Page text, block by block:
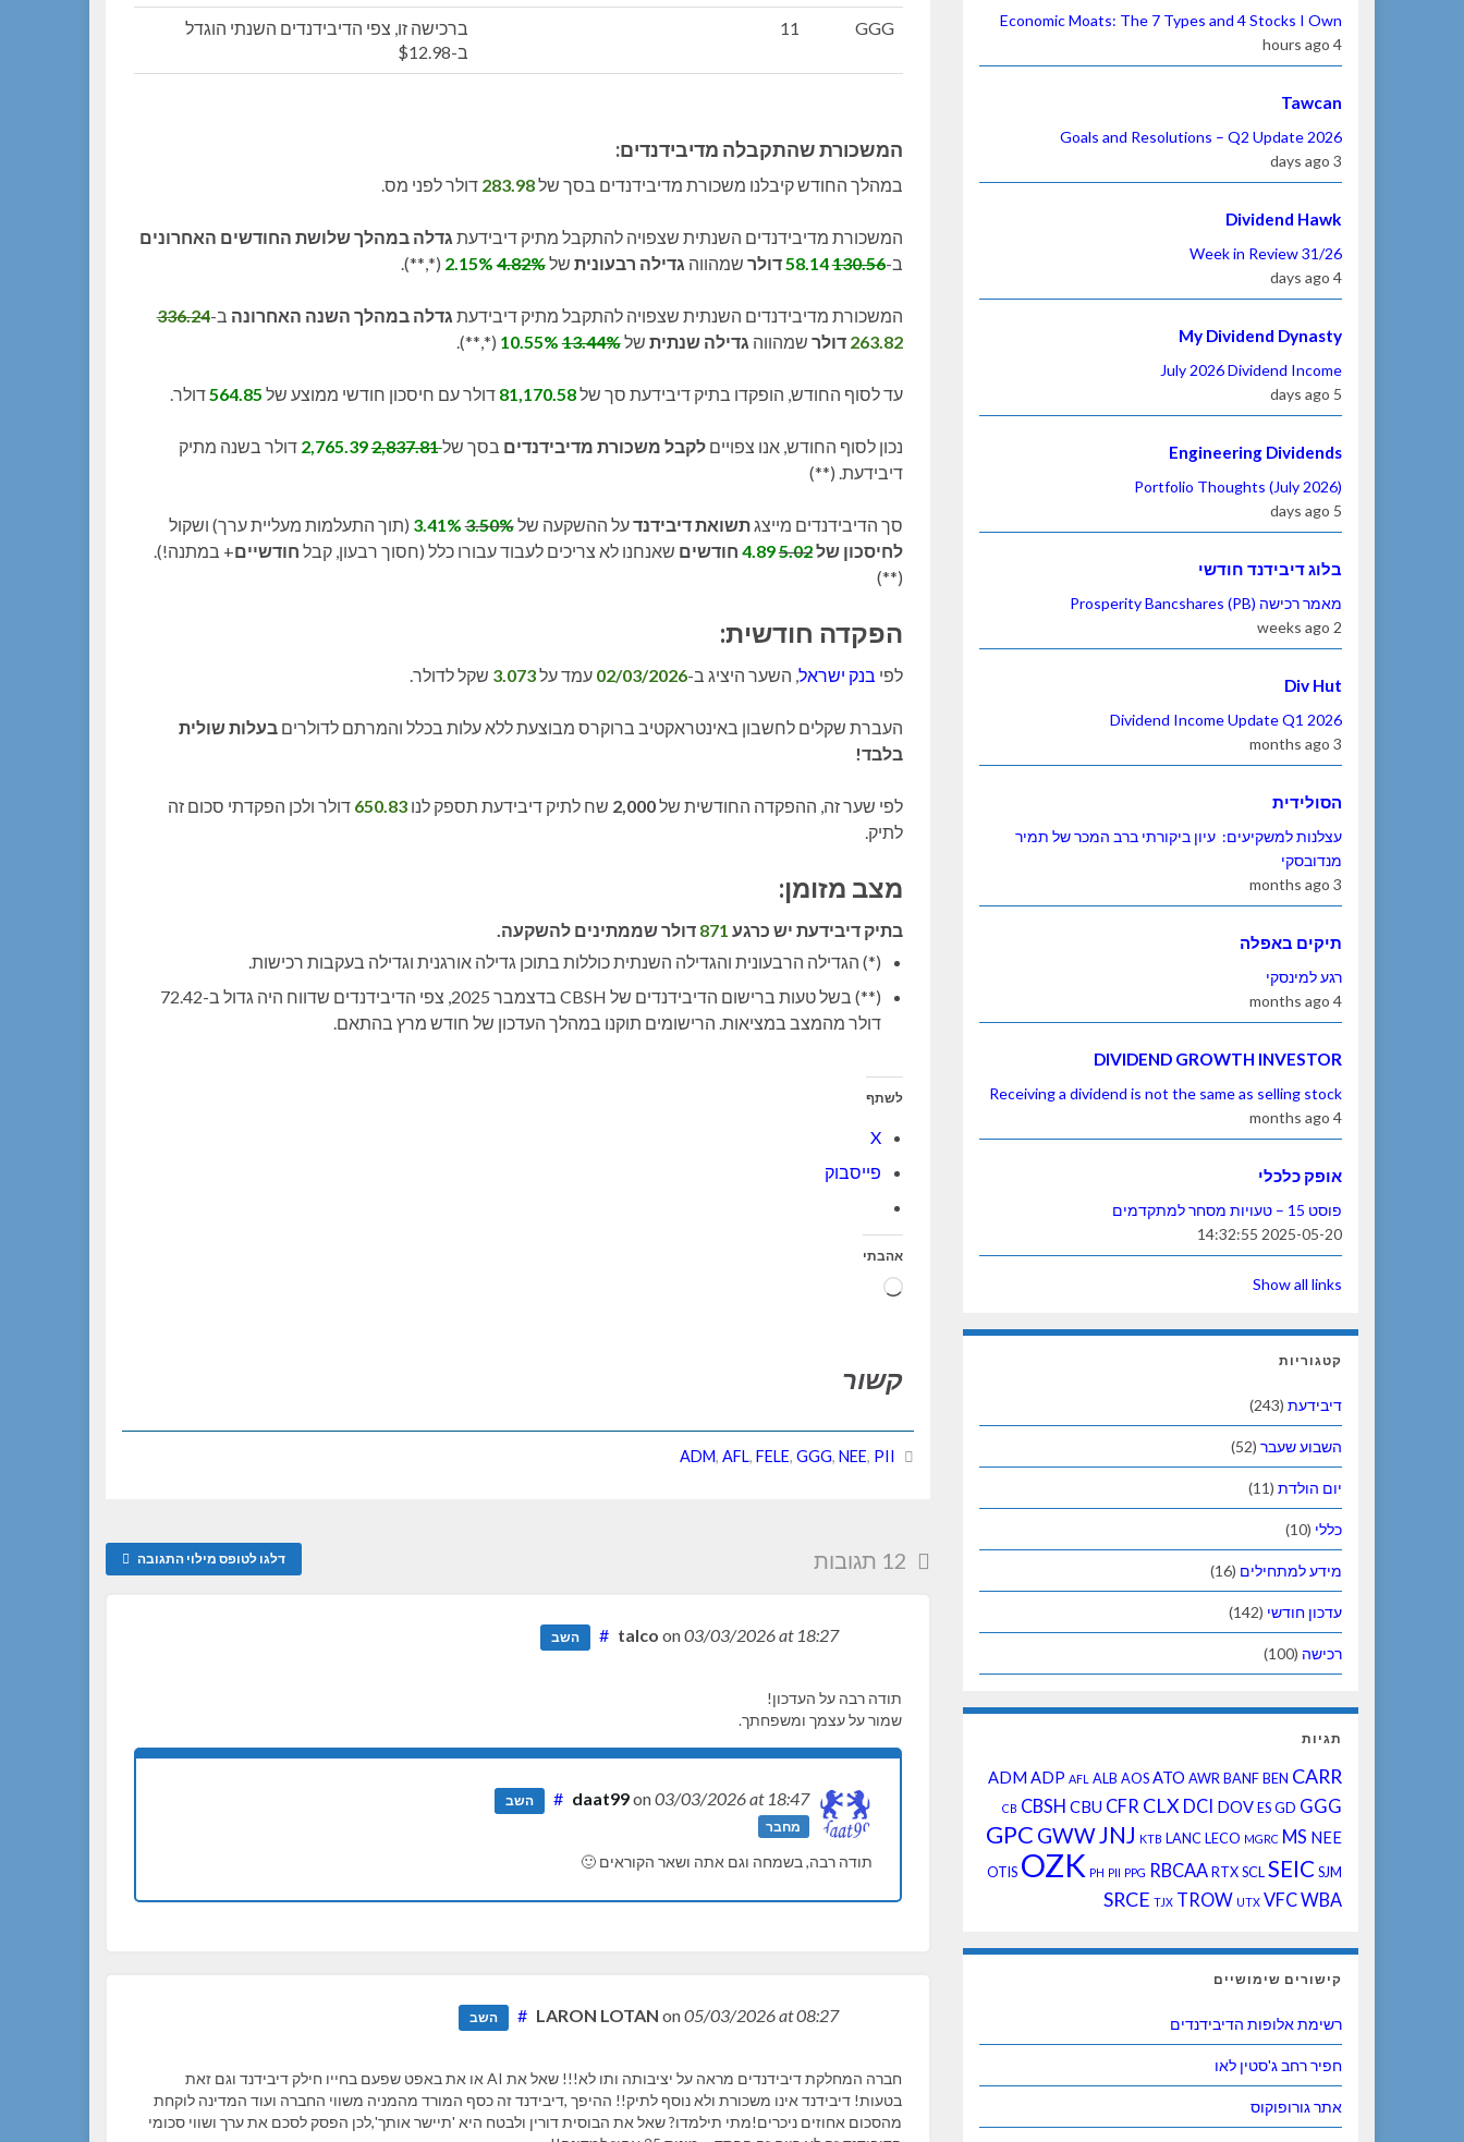
GGG
11
ברכישה זו, צפי הדיבידנדים השנתי הוגדל
ב-$12.98
המשכורת שהתקבלה מדיבידנדים:
במהלך החודש קיבלנו משכורת מדיבידנדים בסך של283.98 דולר לפני מס.
המשכורת מדיבידנדים השנתית שצפויה להתקבל מתיק דיבידעת גדלה במהלך שלושת החודשים האחרונים
ב-130.56
58.14 דולר שמהווה גדילה רבעונית של4.82%
2.15%
(*,**).
המשכורת מדיבידנדים השנתית שצפויה להתקבל מתיק דיבידעת גדלה במהלך השנה האחרונה ב-336.24
263.82 דולר שמהווה גדילה שנתית של13.44%
10.55%
(*,**).
עד לסוף החודש, הופקדו בתיק דיבידעת סך של81,170.58 דולר עם חיסכון חודשי ממוצע של 564.85דולר.
נכון לסוף החודש, אנו צפוייםלקבל משכורת מדיבידנדים בסך של2,837.81
2,765.39
דולר בשנה מתיק
דיבידעת. (**)
סך הדיבידנדים מייצגתשואת דיבידנדעל ההשקעה של3.50%
3.41% (תוך התעלמות מעליית ערך) ושקול
לחיסכון של5.02
4.89 חודשים שאנחנו לא צריכים לעבוד עבורו כלל (חסוך רבעון, קבל חודשיים+ במתנה!).
(**)
הפקדה חודשית:
לפי בנק ישראל, השער היציג ב-02/03/2026 עמד על3.073 שקל לדולר.
העברת שקלים לחשבון באינטראקטיב ברוקרס מבוצעת ללא עלות בכלל והמרתם לדולריםבעלות שולית
בלבד!
לפי שער זה, ההפקדה החודשית של2,000 שח לתיק דיבידעת תספק לנו650.83 דולר ולכן הפקדתי סכום זה
לתיק.
מצב מזומן:
בתיק דיבידעת יש כרגע 871 דולר שממתינים להשקעה.
(*) הגדילה הרבעונית והגדילה השנתית כוללות בתוכן גדילה אורגנית וגדילה בעקבות רכישות.
(**) בשל טעות ברישום הדיבידנדים של CBSH בדצמבר 2025, צפי הדיבידנדים שדווח היה גדול ב-72.42
דולר מהמצב במציאות. הרישומים תוקנו במהלך העדכון של חודש מרץ בהתאם.
לשתף
X
פייסבוק
אהבתי
טוען...
קשור
ADM, AFL, FELE, GGG, NEE, PII
דלגו לטופס מילוי התגובה
talco on03/03/2026at 18:27
# השב
תודה רבה על העדכון!
שמור על עצמך ומשפחתך.
daat99on03/03/2026at 18:47
מחבר
# השב
תודה רבה, בשמחה וגם אתה ושאר הקוראים 🙂
LARON LOTAN on05/03/2026at 08:27
# השב
חברה המחלקת דיבידנדים מראה על יציבותה ותו לא!!! שאל את AI או את באפט שפעם בחייו חילק דיבידנד וגם זאת
בטעות! דיבידנד אינו משכורת ולא נוסף לתיק!! ההיפך ,דיבידנד זה כסף המורד מהמניה משווי החברה ועוד המדינה לוקחת
מהסכום אחוזים ניכרים!מתי תילמדו? שאל את הבוסית דורין ולבטח היא 'תיישר אותך',לכן הפסק לסכם את ערך ושווי סכומי
Economic Moats: The 7 Types and 4 Stocks I Own
4 hours ago
Tawcan
2026 Goals and Resolutions – Q2 Update
3 days ago
Dividend Hawk
Week in Review 31/26
4 days ago
My Dividend Dynasty
July 2026 Dividend Income
5 days ago
Engineering Dividends
Portfolio Thoughts (July 2026)
5 days ago
בלוג דיבידנד חודשי
מאמר רכישה Prosperity Bancshares (PB)
2 weeks ago
Div Hut
Dividend Income Update Q1 2026
3 months ago
הסולידית
עצלנות למשקיעים: עיון ביקורתי ברב המכר של תמיר
מנדובסקי
3 months ago
תיקים באפלה
רגע למינסקי
4 months ago
DIVIDEND GROWTH INVESTOR
Receiving a dividend is not the same as selling stock
4 months ago
אופק כלכלי
פוסט 15 – טעויות מסחר למתקדמים
2025-05-20 14:32:55
Show all links
קטגוריות
דיבידעת (243)
השבוע שעבר (52)
יום הולדת (11)
כללי (10)
מידע למתחילים (16)
עדכון חודשי (142)
רכישה (100)
תגיות
ADM ADP AFL ALB AOS ATO AWR BANFBEN CARR
CB CBSH CBU CFR CLX DCI DOVESGD GGG
GPC GWW JNJ KTB LANCLECO MGRC MS NEE
OTIS OZK PH PII PPG RBCAARTXSCLSEIC SJM
SRCE TJX TROW UTX VFCWBA
קישורים שימושיים
רשימת אלופות הדיבידנדים
חפיר רחב ג'סטין לאו
אתר גורופוקוס